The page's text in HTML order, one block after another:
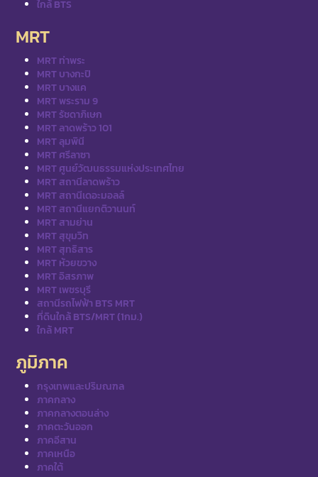
ใกล้ BTS
MRT
MRT ท่าพระ
MRT บางกะปิ
MRT บางแค
MRT พระราม 9
MRT รัชดาภิเษก
MRT ลาดพร้าว 101
MRT ลุมพินี
MRT ศรีลาซา
MRT ศูนย์วัฒนธรรมแห่งประเทศไทย
MRT สถานีลาดพร้าว
MRT สถานีเดอะมอลล์
MRT สถานีแยกติวานนท์
MRT สามย่าน
MRT สุขุมวิท
MRT สุทธิสาร
MRT ห้วยขวาง
MRT อิสรภาพ
MRT เพชรบุรี
สถานีรถไฟฟ้า BTS MRT
ที่ดินใกล้ BTS/MRT (1กม.)
ใกล้ MRT
ภูมิภาค
กรุงเทพและปริมณฑล
ภาคกลาง
ภาคกลางตอนล่าง
ภาคตะวันออก
ภาคอีสาน
ภาคเหนือ
ภาคใต้